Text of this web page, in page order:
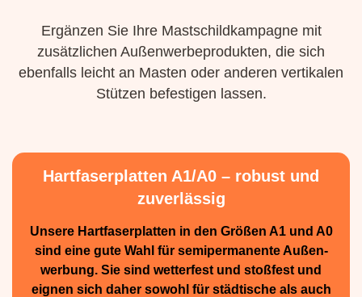
Ergänzen Sie Ihre Mastschildkampagne mit
zusätzlichen Außenwerbeprodukten, die sich
ebenfalls leicht an Masten oder anderen vertikalen
Stützen befestigen lassen.
Hartfaserplatten A1/A0 – robust und
zuverlässig
Unsere Hartfaserplatten in den Größen A1 und A0
sind eine gute Wahl für semiperma­nente Außen­
werbung. Sie sind wetterfest und stoßfest und
eignen sich daher sowohl für städtische als auch